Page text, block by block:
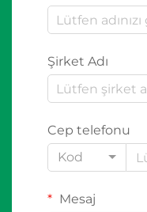
Şirket Adı
Cep telefonu
Kod
Mesaj